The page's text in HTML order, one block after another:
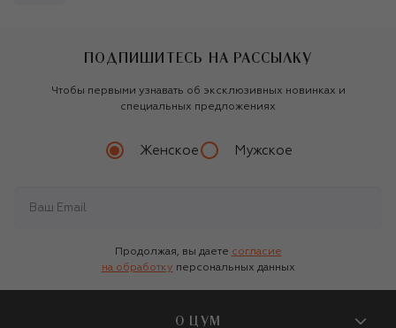
ПОДПИШИТЕСЬ НА РАССЫЛКУ
Чтобы первыми узнавать об эксклюзивных новинках и
специальных предложениях
Женское Мужское
Продолжая, вы даете согласие
на обработку персональных данных
О ЦУМ